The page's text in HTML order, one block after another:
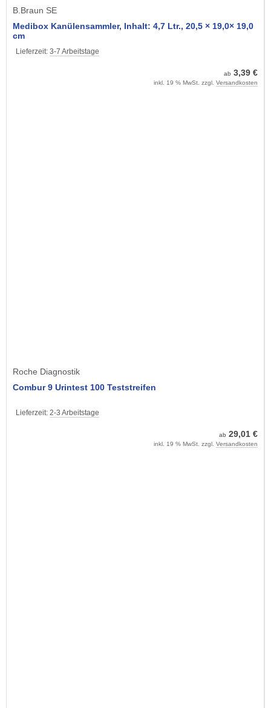
B.Braun SE
Medibox Kanülensammler, Inhalt: 4,7 Ltr., 20,5 × 19,0× 19,0
cm
Lieferzeit: 3-7 Arbeitstage
ab 3,39 €
inkl. 19 % MwSt. zzgl. Versandkosten
Roche Diagnostik
Combur 9 Urintest 100 Teststreifen
Lieferzeit: 2-3 Arbeitstage
ab 29,01 €
inkl. 19 % MwSt. zzgl. Versandkosten